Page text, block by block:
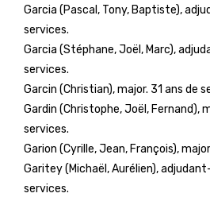
Garcia (Pascal, Tony, Baptiste),
services.
Garcia (Stéphane, Joël, Marc),
services.
Garcin (Christian), major. 31 ans de
Gardin (Christophe, Joël, Fernand),
services.
Garion (Cyrille, Jean, François),
Garitey (Michaël, Aurélien),
services.